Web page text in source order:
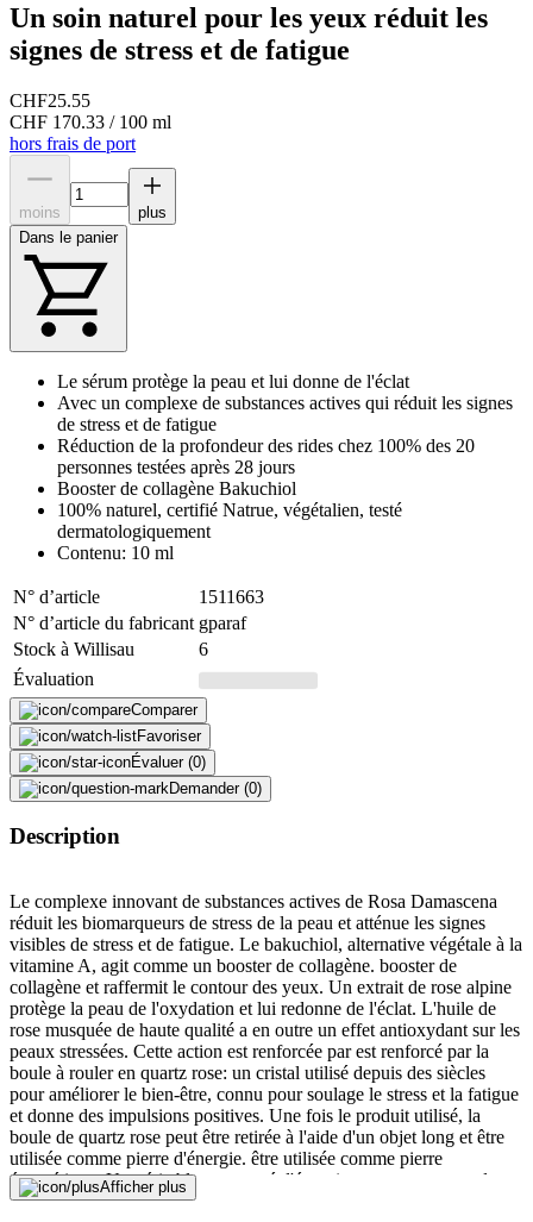
Un soin naturel pour les yeux réduit les
signes de stress et de fatigue
CHF25.55
CHF 170.33 / 100 ml
hors frais de port
moins
plus
Dans le panier
Le sérum protège la peau et lui donne de l'éclat
Avec un complexe de substances actives qui réduit les signes
de stress et de fatigue
Réduction de la profondeur des rides chez 100% des 20
personnes testées après 28 jours
Booster de collagène Bakuchiol
100% naturel, certifié Natrue, végétalien, testé
dermatologiquement
Contenu: 10 ml
N° d’article
1511663
N° d’article du fabricant gparaf
Stock à Willisau
6
Évaluation
Comparer
Favoriser
Évaluer (0)
Demander (0)
Description
Le complexe innovant de substances actives de Rosa Damascena
réduit les biomarqueurs de stress de la peau et atténue les signes
visibles de stress et de fatigue. Le bakuchiol, alternative végétale à la
vitamine A, agit comme un booster de collagène. booster de
collagène et raffermit le contour des yeux. Un extrait de rose alpine
protège la peau de l'oxydation et lui redonne de l'éclat. L'huile de
rose musquée de haute qualité a en outre un effet antioxydant sur les
peaux stressées. Cette action est renforcée par est renforcé par la
boule à rouler en quartz rose: un cristal utilisé depuis des siècles
pour améliorer le bien-être, connu pour soulage le stress et la fatigue
et donne des impulsions positives. Une fois le produit utilisé, la
boule de quartz rose peut être retirée à l'aide d'un objet long et être
utilisée comme pierre d'énergie. être utilisée comme pierre
énergétique. Un véritable concentré d'énergie pour un contour des
yeux reposé et visiblement rajeuni.
Afficher plus